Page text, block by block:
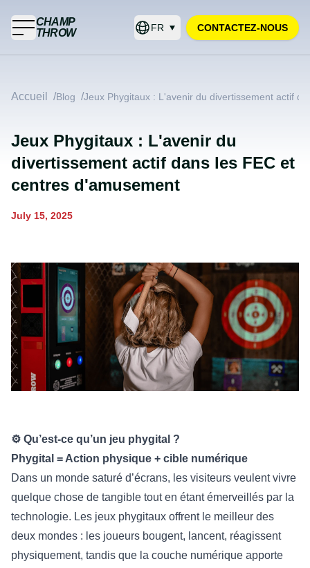
CHAMP
THROW
FR CONTACTEZ-NOUS
Accueil /Blog /Jeux Phygitaux : L'avenir du divertissement actif
Jeux Phygitaux : L'avenir du
divertissement actif dans les FEC et
centres d'amusement
July 15, 2025
⚙️ Qu’est-ce qu’un jeu phygital ?
Phygital = Action physique + cible numérique
Dans un monde saturé d’écrans, les visiteurs veulent vivre
quelque chose de tangible tout en étant émerveillés par la
technologie. Les jeux phygitaux offrent le meilleur des
deux mondes : les joueurs bougent, lancent, réagissent
physiquement, tandis que la couche numérique apporte